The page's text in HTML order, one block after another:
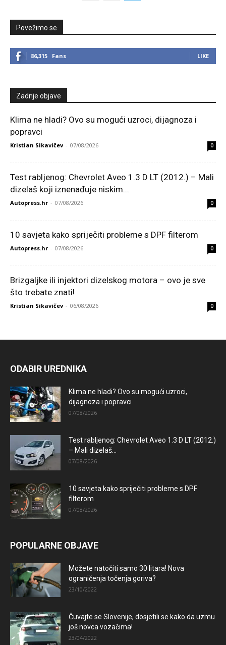
Povežimo se
86,315 Fans LIKE
Zadnje objave
Klima ne hladi? Ovo su mogući uzroci, dijagnoza i
popravci
Kristian Sikavičev - 07/08/2026 0
Test rabljenog: Chevrolet Aveo 1.3 D LT (2012.) – Mali
dizelaš koji iznenađuje niskim...
Autopress.hr - 07/08/2026 0
10 savjeta kako spriječiti probleme s DPF filterom
Autopress.hr - 07/08/2026 0
Brizgaljke ili injektori dizelskog motora – ovo je sve
što trebate znati!
Kristian Sikavičev - 06/08/2026 0
ODABIR UREDNIKA
Klima ne hladi? Ovo su mogući uzroci,
dijagnoza i popravci
07/08/2026
Test rabljenog: Chevrolet Aveo 1.3 D LT (2012.)
– Mali dizelaš...
07/08/2026
10 savjeta kako spriječiti probleme s DPF
filterom
07/08/2026
POPULARNE OBJAVE
Možete natočiti samo 30 litara! Nova
ograničenja točenja goriva?
23/10/2022
Čuvajte se Slovenije, dosjetili se kako da uzmu
još novca vozačima!
23/04/2022